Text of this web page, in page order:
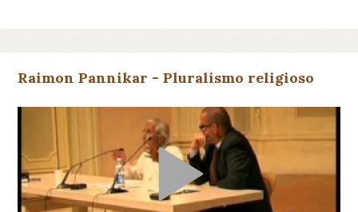
Raimon Pannikar - Pluralismo religioso